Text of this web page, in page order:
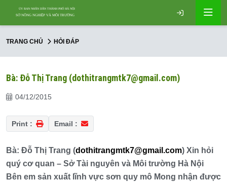
TRANG CHỦ HỎI ĐÁP
Bà: Đỗ Thị Trang (dothitrangmtk7@gmail.com)
04/12/2015
Print : Email :
Bà: Đỗ Thị Trang (dothitrangmtk7@gmail.com) Xin hỏi
quý cơ quan – Sở Tài nguyên và Môi trường Hà Nội
Bên em sản xuất lĩnh vực sơn quy mô Mong nhận được